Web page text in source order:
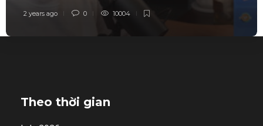
2 years ago 0 10004
Theo thời gian